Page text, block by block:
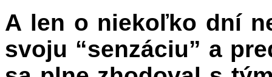
A len o niekoľko dní
svoju “senzáciu” a